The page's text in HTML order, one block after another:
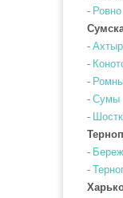
- Ровно
-
-
-
- Сумы
-
-
-